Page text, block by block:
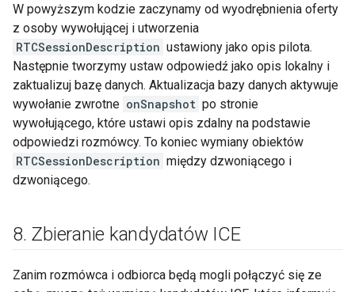
W powyższym kodzie zaczynamy od wyodrębnienia oferty
z osoby wywołującej i utworzenia
RTCSessionDescription ustawiony jako opis pilota.
Następnie tworzymy ustaw odpowiedź jako opis lokalny i
zaktualizuj bazę danych. Aktualizacja bazy danych aktywuje
wywołanie zwrotne onSnapshot po stronie
wywołującego, które ustawi opis zdalny na podstawie
odpowiedzi rozmówcy. To koniec wymiany obiektów
RTCSessionDescription między dzwoniącego i
dzwoniącego.
8. Zbieranie kandydatów ICE
Zanim rozmówca i odbiorca będą mogli połączyć się ze